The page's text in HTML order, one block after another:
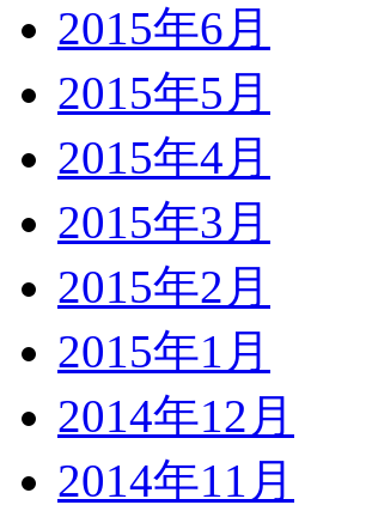
2015年6月
2015年5月
2015年4月
2015年3月
2015年2月
2015年1月
2014年12月
2014年11月